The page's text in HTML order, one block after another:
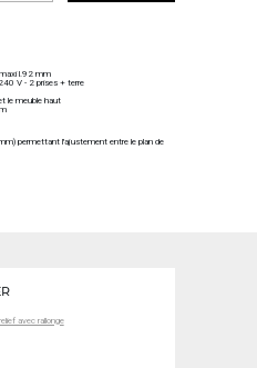
l.92 mm
V - 2 prises + terre
le meuble haut
permettant l'ajustement entre le plan de
avec rallonge